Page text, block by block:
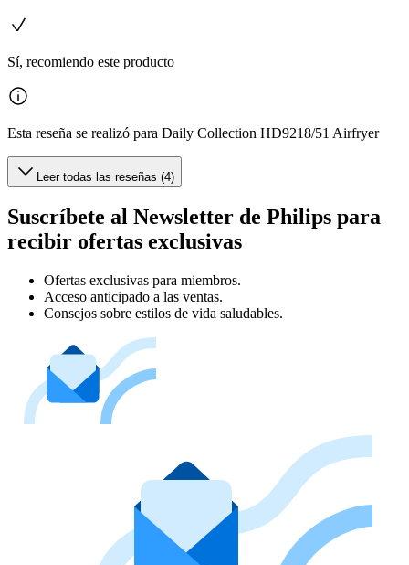
Sí, recomiendo este producto
Esta reseña se realizó para Daily Collection HD9218/51 Airfryer
Leer todas las reseñas (4)
Suscríbete al Newsletter de Philips para
recibir ofertas exclusivas
Ofertas exclusivas para miembros.
Acceso anticipado a las ventas.
Consejos sobre estilos de vida saludables.